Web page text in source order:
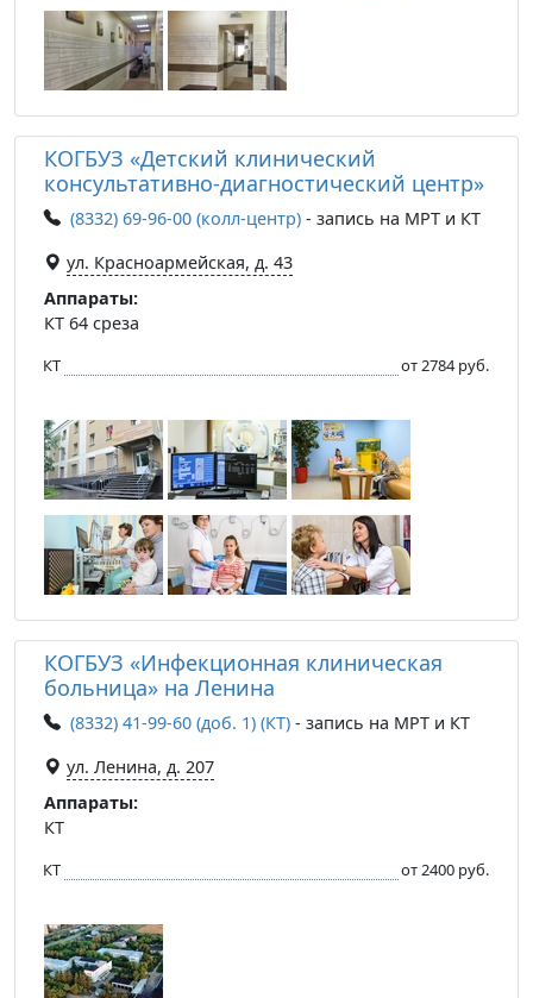
КОГБУЗ «Детский клинический
консультативно-диагностический центр»
(8332) 69-96-00 (колл-центр) - запись на МРТ и КТ
ул. Красноармейская, д. 43
Аппараты:
КТ 64 среза
КТ от 2784 руб.
КОГБУЗ «Инфекционная клиническая
больница» на Ленина
(8332) 41-99-60 (доб. 1) (КТ) - запись на МРТ и КТ
ул. Ленина, д. 207
Аппараты:
КТ
КТ от 2400 руб.